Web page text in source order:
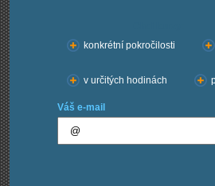
konkrétní pokročilosti
v určitých hodinách
Váš e-mail